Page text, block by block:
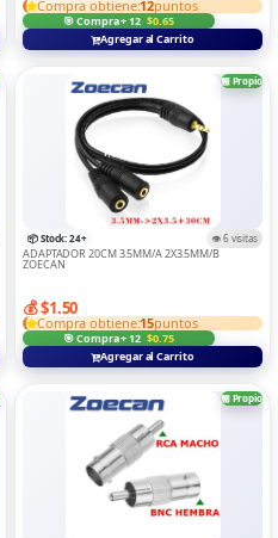
CONTROS
DIGITA ELECTRONICAS
DRON
ELECTRODOMESTICOS
GAME
IMPRESORAS
LAPTOPS
MEMORIA Y LECTOR
Routers Y Switch
SOPORTE DE TABLE/LAPTOP
Compra obtiene:12puntos
🎯 Compra + 12 $0.65
Agregar al Carrito
🏪 Propio
📦 Stock: 24+ 👁️ 6 visitas
ADAPTADOR 20CM 3.5MM/A 2X3.5MM/B
ZOECAN
💰 $1.50
Compra obtiene:15puntos
🎯 Compra + 12 $0.75
Agregar al Carrito
🏪 Propio